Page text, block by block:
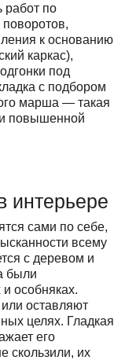
работ по
поворотов,
к основанию
каркас),
под
с подбором
марша — такая
повышенной
интерьере
сами по себе,
всему
с деревом и
были
особняках.
оставляют
целях. Гладкая
его
скользили, их